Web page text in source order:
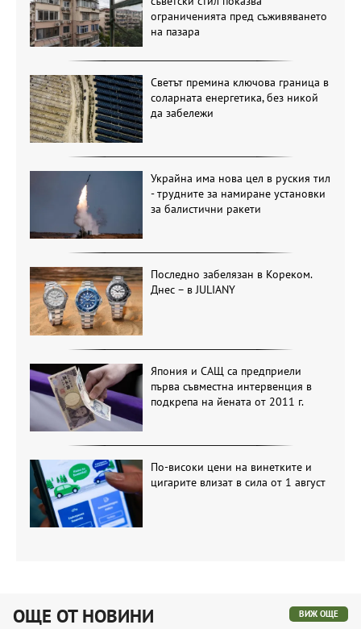
ограниченията пред съживяването
на пазара
Светът премина ключова граница в
соларната енергетика, без никой
да забележи
Украйна има нова цел в руския тил
- трудните за намиране установки
за балистични ракети
Последно забелязан в Кореком.
Днес – в JULIANY
Япония и САЩ са предприели
първа съвместна интервенция в
подкрепа на йената от 2011 г.
По-високи цени на винетките и
цигарите влизат в сила от 1 август
ОЩЕ ОТ НОВИНИ ВИЖ ОЩЕ